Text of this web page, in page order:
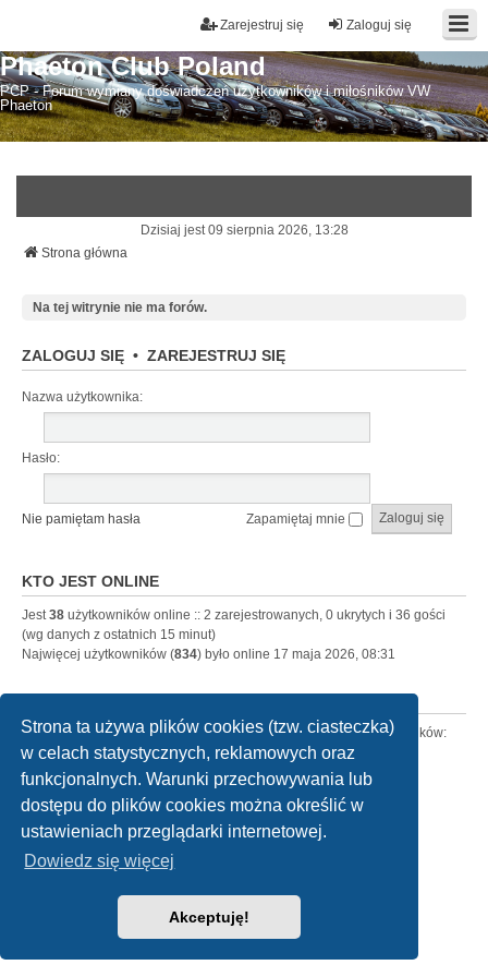
Strona ta używa plików cookies (tzw. ciasteczka)
w celach statystycznych, reklamowych oraz
funkcjonalnych. Warunki przechowywania lub
dostępu do plików cookies można określić w
ustawieniach przeglądarki internetowej.
Dowiedz się więcej
Akceptuję!
Zaloguj się
Zarejestruj się
Phaeton Club Poland
PCP - Forum wymiany doświadczeń użytkowników i miłośników VW
Phaeton
Dzisiaj jest 09 sierpnia 2026, 13:28
Strona główna
Na tej witrynie nie ma forów.
ZALOGUJ SIĘ • ZAREJESTRUJ SIĘ
Nazwa użytkownika:
Hasło:
Nie pamiętam hasła Zapamiętaj mnie
KTO JEST ONLINE
Jest38 użytkowników online :: 2 zarejestrowanych, 0 ukrytych i 36 gości
(wg danych z ostatnich 15 minut)
Najwięcej użytkowników (834) było online 17 maja 2026, 08:31
STATYSTYKI
Liczba postów:302534• Liczba tematów: 15904 • Liczba użytkowników:
3996• Ostatnio zarejestrowany użytkownik:Davidreuct
Strona główna Kontakt z nami
Technologię dostarczaphpBB® Forum Software © phpBB Limited
created by INVENTEA & v12mike
Zasady ochrony danych osobowych|Regulamin